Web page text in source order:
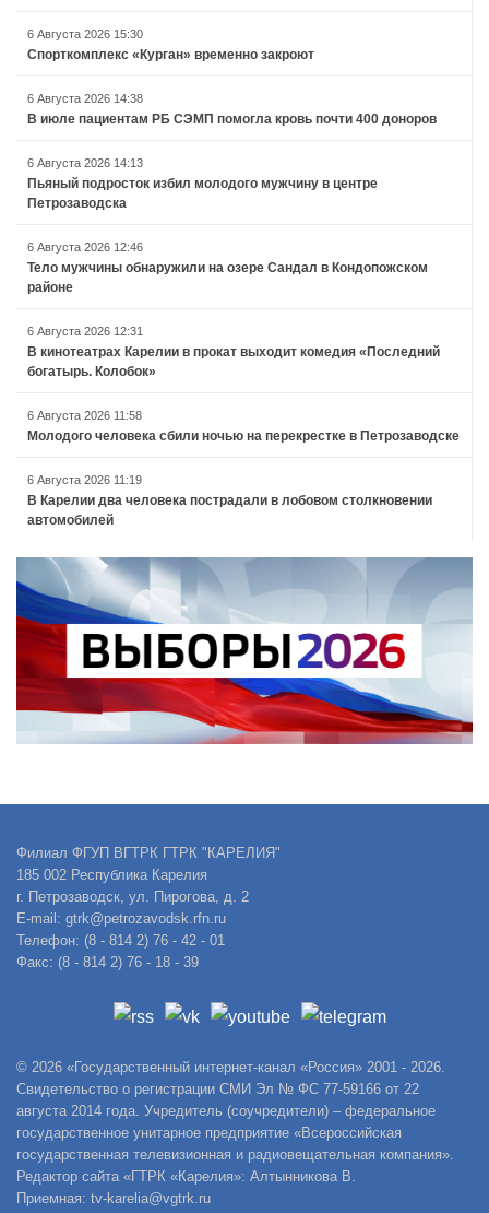
6 Августа 2026 15:30
Спорткомплекс «Курган» временно закроют
6 Августа 2026 14:38
В июле пациентам РБ СЭМП помогла кровь почти 400 доноров
6 Августа 2026 14:13
Пьяный подросток избил молодого мужчину в центре
Петрозаводска
6 Августа 2026 12:46
Тело мужчины обнаружили на озере Сандал в Кондопожском
районе
6 Августа 2026 12:31
В кинотеатрах Карелии в прокат выходит комедия «Последний
богатырь. Колобок»
6 Августа 2026 11:58
Молодого человека сбили ночью на перекрестке в Петрозаводске
6 Августа 2026 11:19
В Карелии два человека пострадали в лобовом столкновении
автомобилей
Филиал ФГУП ВГТРК ГТРК "КАРЕЛИЯ"
185 002 Республика Карелия
г. Петрозаводск, ул. Пирогова, д. 2
E-mail: gtrk@petrozavodsk.rfn.ru
Телефон: (8 - 814 2) 76 - 42 - 01
Факс: (8 - 814 2) 76 - 18 - 39
© 2026 «Государственный интернет-канал «Россия» 2001 - 2026.
Свидетельство о регистрации СМИ Эл № ФС 77-59166 от 22
августа 2014 года. Учредитель (соучредители) – федеральное
государственное унитарное предприятие «Всероссийская
государственная телевизионная и радиовещательная компания».
Редактор сайта «ГТРК «Карелия»: Алтынникова В.
Приемная: tv-karelia@vgtrk.ru